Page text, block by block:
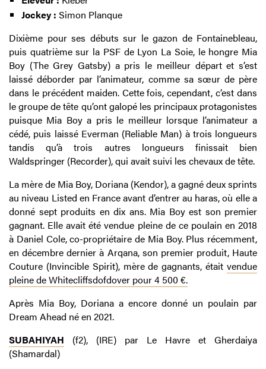
Jockey : Simon Planque
Dixième pour ses débuts sur le gazon de Fontainebleau,
puis quatrième sur la PSF de Lyon La Soie, le hongre Mia
Boy (The Grey Gatsby) a pris le meilleur départ et s’est
laissé déborder par l’animateur, comme sa sœur de père
dans le précédent maiden. Cette fois, cependant, c’est dans
le groupe de tête qu’ont galopé les principaux protagonistes
puisque Mia Boy a pris le meilleur lorsque l’animateur a
cédé, puis laissé Everman (Reliable Man) à trois longueurs
tandis qu’à trois autres longueurs finissait bien
Waldspringer (Recorder), qui avait suivi les chevaux de tête.
La mère de Mia Boy, Doriana (Kendor), a gagné deux sprints
au niveau Listed en France avant d’entrer au haras, où elle a
donné sept produits en dix ans. Mia Boy est son premier
gagnant. Elle avait été vendue pleine de ce poulain en 2018
à Daniel Cole, co-propriétaire de Mia Boy. Plus récemment,
en décembre dernier à Arqana, son premier produit, Haute
Couture (Invincible Spirit), mère de gagnants, était vendue
pleine de Whitecliffsdofdover pour 4 500 €.
Après Mia Boy, Doriana a encore donné un poulain par
Dream Ahead né en 2021.
SUBAHIYAH (f2), (IRE) par Le Havre et Gherdaiya
(Shamardal)